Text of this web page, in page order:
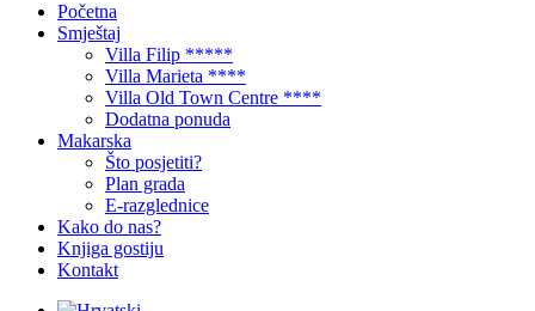
Početna
Smještaj
Villa Filip *****
Villa Marieta ****
Villa Old Town Centre ****
Dodatna ponuda
Makarska
Što posjetiti?
Plan grada
E-razglednice
Kako do nas?
Knjiga gostiju
Kontakt